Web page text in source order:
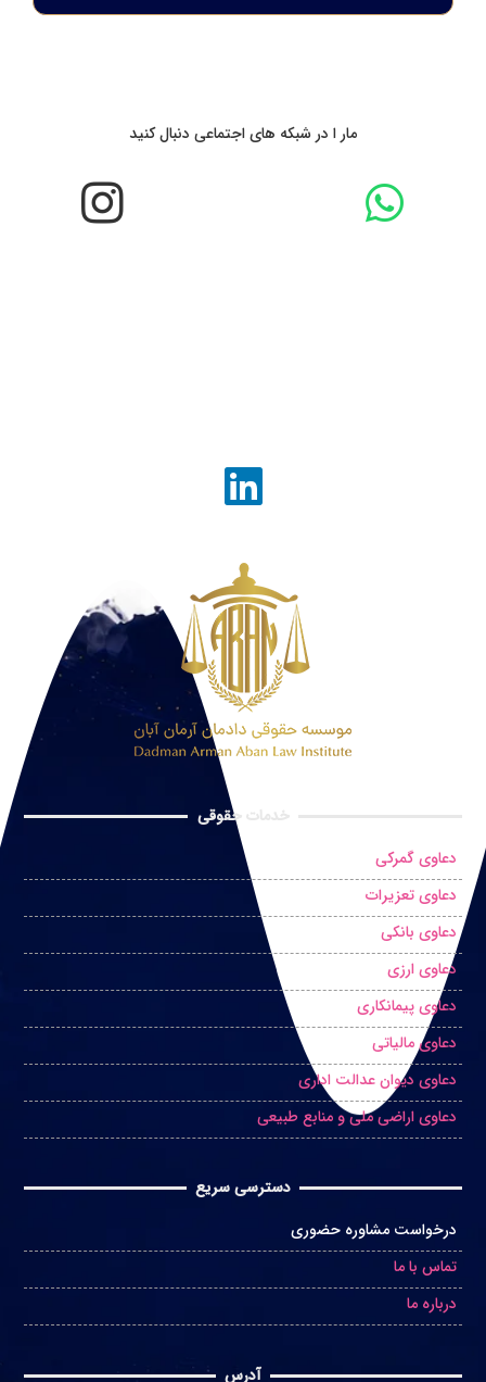
مار ا در شبکه های اجتماعی دنبال کنید
خدمات حقوقی
دعاوی گمرکی
دعاوی تعزیرات
دعاوی بانکی
دعاوی ارزی
دعاوی پیمانکاری
دعاوی مالیاتی
دعاوی دیوان عدالت اداری
دعاوی اراضی ملی و منابع طبیعی
دسترسی سریع
درخواست مشاوره حضوری
تماس با ما
درباره ما
آدرس